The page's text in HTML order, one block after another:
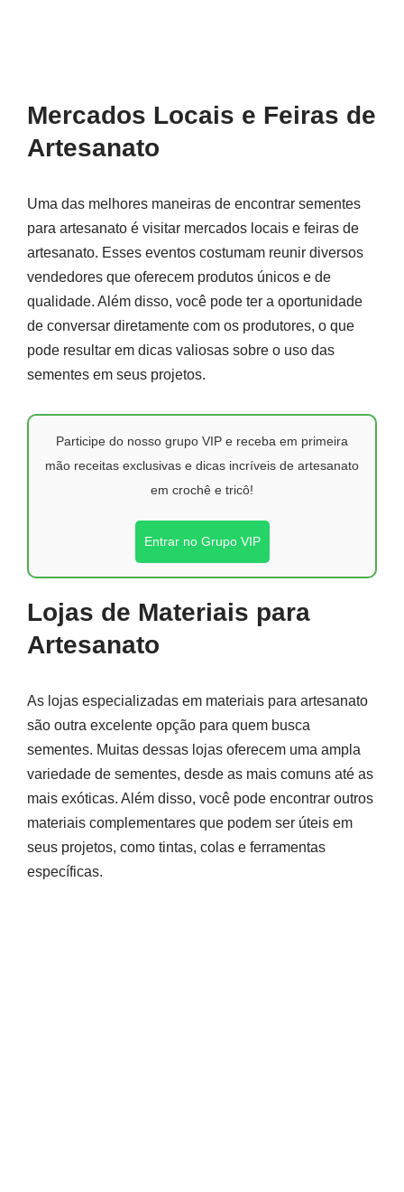
Mercados Locais e Feiras de
Artesanato
Uma das melhores maneiras de encontrar sementes
para artesanato é visitar mercados locais e feiras de
artesanato. Esses eventos costumam reunir diversos
vendedores que oferecem produtos únicos e de
qualidade. Além disso, você pode ter a oportunidade
de conversar diretamente com os produtores, o que
pode resultar em dicas valiosas sobre o uso das
sementes em seus projetos.
Participe do nosso grupo VIP e receba em primeira
mão receitas exclusivas e dicas incríveis de artesanato
em crochê e tricô!
Entrar no Grupo VIP
Lojas de Materiais para
Artesanato
As lojas especializadas em materiais para artesanato
são outra excelente opção para quem busca
sementes. Muitas dessas lojas oferecem uma ampla
variedade de sementes, desde as mais comuns até as
mais exóticas. Além disso, você pode encontrar outros
materiais complementares que podem ser úteis em
seus projetos, como tintas, colas e ferramentas
específicas.